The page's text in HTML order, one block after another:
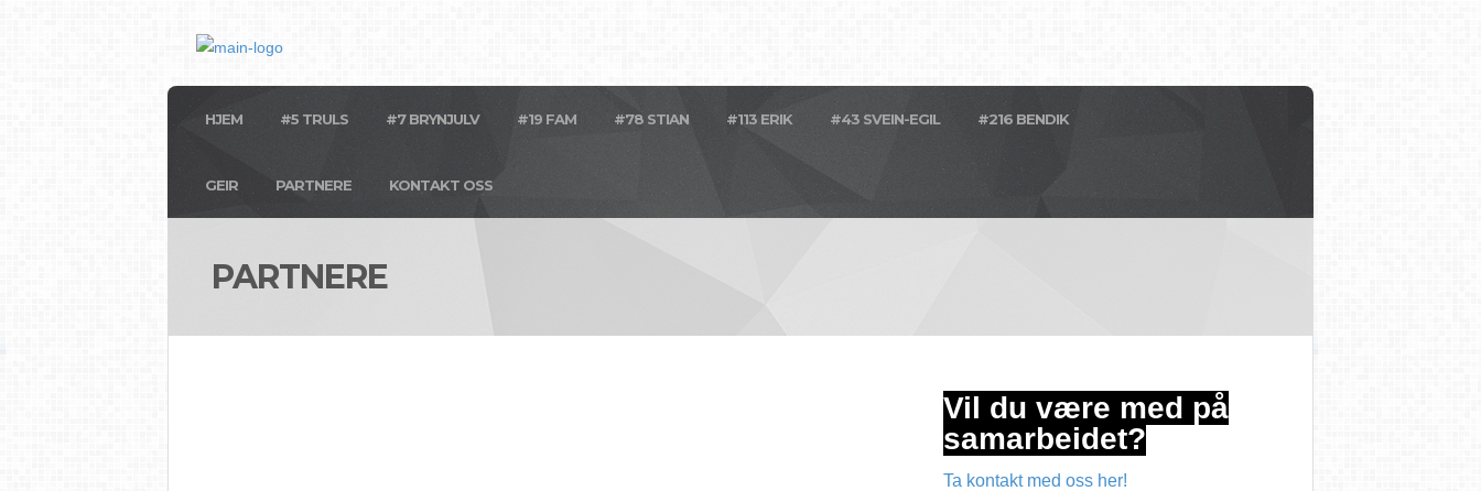
HJEM #5 TRULS #7 BRYNJULV #19 FAM #78 STIAN #113 ERIK #43 SVEIN-EGIL #216 BENDIK
GEIR PARTNERE KONTAKT OSS
PARTNERE
Vil du være med på
samarbeidet?
Ta kontakt med oss her!